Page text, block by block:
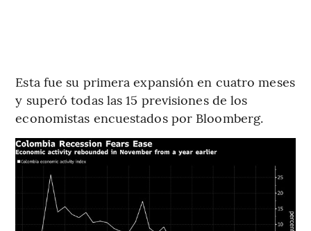
Esta fue su primera expansión en cuatro meses
y superó todas las 15 previsiones de los
economistas encuestados por Bloomberg.